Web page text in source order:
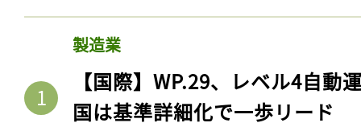
製造業
【国際】WP.29、レベル4自動
国は基準詳細化で一歩リード